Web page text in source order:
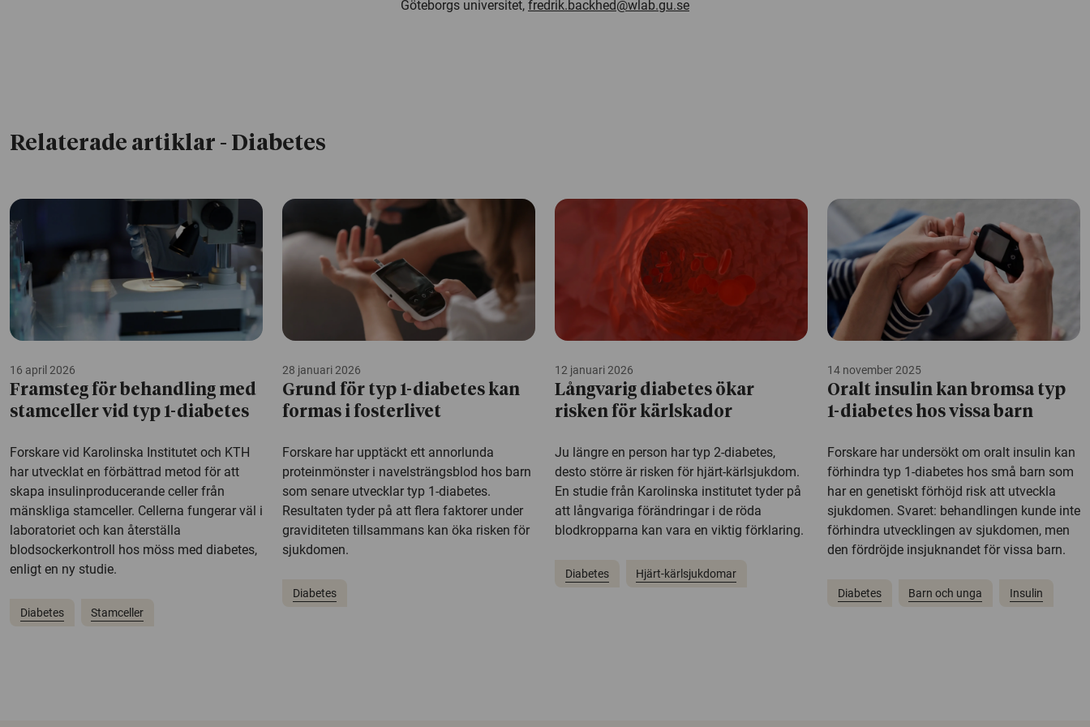
Göteborgs universitet, fredrik.backhed@wlab.gu.se
Relaterade artiklar - Diabetes
16 april 2026
Framsteg för behandling med
stamceller vid typ 1-diabetes
Forskare vid Karolinska Institutet och KTH
har utvecklat en förbättrad metod för att
skapa insulinproducerande celler från
mänskliga stamceller. Cellerna fungerar väl i
laboratoriet och kan återställa
blodsockerkontroll hos möss med diabetes,
enligt en ny studie.
Diabetes Stamceller
28 januari 2026
Grund för typ 1-diabetes kan
formas i fosterlivet
Forskare har upptäckt ett annorlunda
proteinmönster i navelsträngsblod hos barn
som senare utvecklar typ 1-diabetes.
Resultaten tyder på att flera faktorer under
graviditeten tillsammans kan öka risken för
sjukdomen.
Diabetes
12 januari 2026
Långvarig diabetes ökar
risken för kärlskador
Ju längre en person har typ 2-diabetes,
desto större är risken för hjärt-kärlsjukdom.
En studie från Karolinska institutet tyder på
att långvariga förändringar i de röda
blodkropparna kan vara en viktig förklaring.
Diabetes Hjärt-kärlsjukdomar
14 november 2025
Oralt insulin kan bromsa typ
1-diabetes hos vissa barn
Forskare har undersökt om oralt insulin kan
förhindra typ 1-diabetes hos små barn som
har en genetiskt förhöjd risk att utveckla
sjukdomen. Svaret: behandlingen kunde inte
förhindra utvecklingen av sjukdomen, men
den fördröjde insjuknandet för vissa barn.
Diabetes Barn och unga Insulin